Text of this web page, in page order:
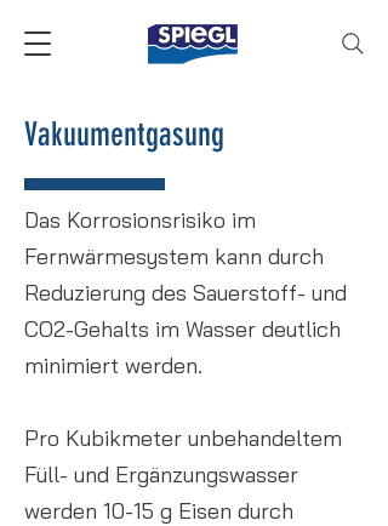
Vakuumentgasung
Das Korrosionsrisiko im
Fernwärmesystem kann durch
Reduzierung des Sauerstoff- und
CO2-Gehalts im Wasser deutlich
minimiert werden.
Pro Kubikmeter unbehandeltem
Füll- und Ergänzungswasser
werden 10-15 g Eisen durch